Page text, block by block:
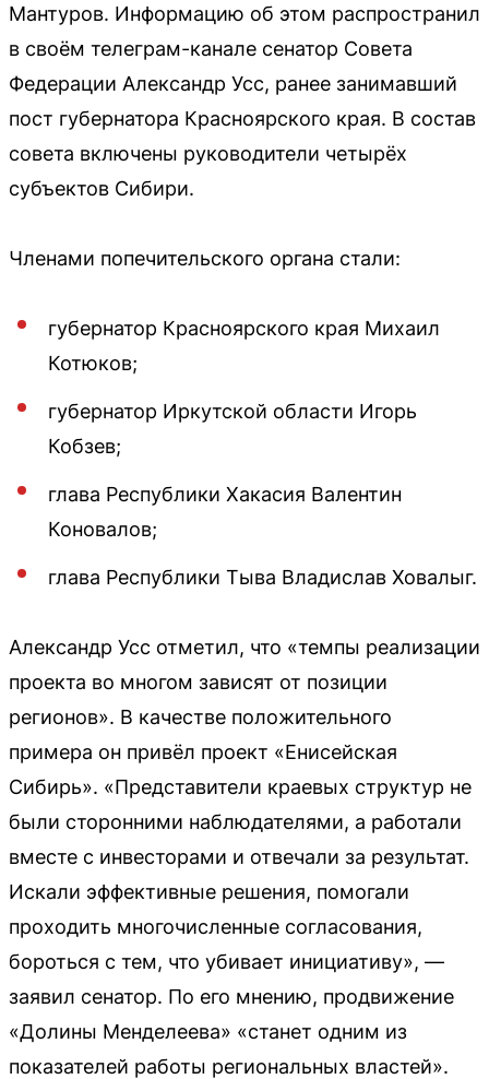
Мантуров. Информацию об этом распространил
в своём телеграм-канале сенатор Совета
Федерации Александр Усс, ранее занимавший
пост губернатора Красноярского края. В состав
совета включены руководители четырёх
субъектов Сибири.
Членами попечительского органа стали:
губернатор Красноярского края Михаил
Котюков;
губернатор Иркутской области Игорь
Кобзев;
глава Республики Хакасия Валентин
Коновалов;
глава Республики Тыва Владислав Ховалыг.
Александр Усс отметил, что «темпы реализации
проекта во многом зависят от позиции
регионов». В качестве положительного
примера он привёл проект «Енисейская
Сибирь». «Представители краевых структур не
были сторонними наблюдателями, а работали
вместе с инвесторами и отвечали за результат.
Искали эффективные решения, помогали
проходить многочисленные согласования,
бороться с тем, что убивает инициативу», —
заявил сенатор. По его мнению, продвижение
«Долины Менделеева» «станет одним из
показателей работы региональных властей».